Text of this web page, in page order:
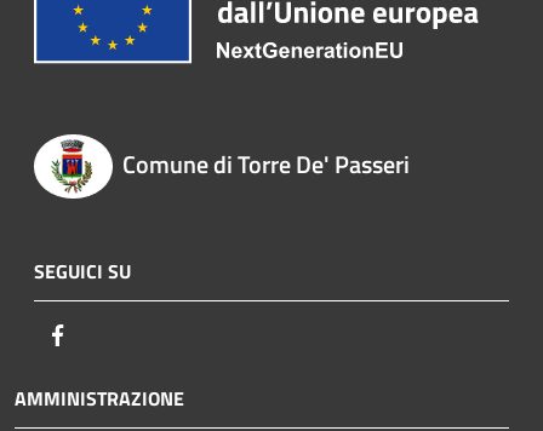
Comune di Torre De' Passeri
SEGUICI SU
AMMINISTRAZIONE